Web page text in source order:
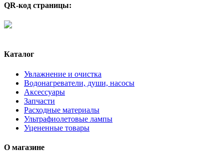
QR-код страницы:
Каталог
Увлажнение и очистка
Водонагреватели, души, насосы
Аксессуары
Запчасти
Расходные материалы
Ультрафиолетовые лампы
Уцененные товары
О магазине